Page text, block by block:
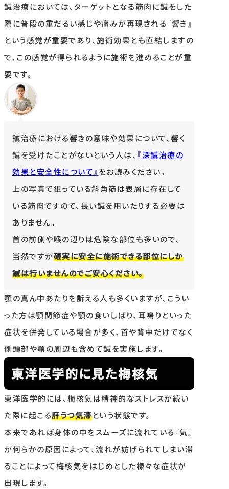
鍼治療においては、ターゲットとなる筋肉に鍼をした
際に普段の重だるい感じや痛みが再現される『響き』
という感覚が重要であり、施術効果とも直結しますの
で、この感覚が得られるように施術を進めることが重
要です。
鍼治療における響きの意味や効果について、響く
鍼を受けたことがないという人は、 『深鍼治療の
効果と安全性について』 をお読みください。
上の写真で狙っている斜角筋は表層に存在して
いる筋肉ですので、長い鍼を用いたりする必要は
ありません。
首の前側や喉の辺りは危険な部位も多いので、
当然ですが確実に安全に施術できる部位にしか
鍼は行いませんのでご安心ください。
顎の真ん中あたりを訴える人も多くいますが、こうい
った方は顎関節症や顎の食いしばり、耳鳴りといった
症状を併発している場合が多く、首や背中だけでなく
側頭部や顎の周辺も含めて鍼を実施します。
東洋医学的に見た梅核気
東洋医学的には、梅核気は精神的なストレスが続い
た際に起こる肝うつ気滞という状態です。
本来であれば身体の中をスムーズに流れている『気』
が何らかの原因によって、流れが妨げられてしまい滞
ることによって梅核気をはじめとした様々な症状が
出現します。